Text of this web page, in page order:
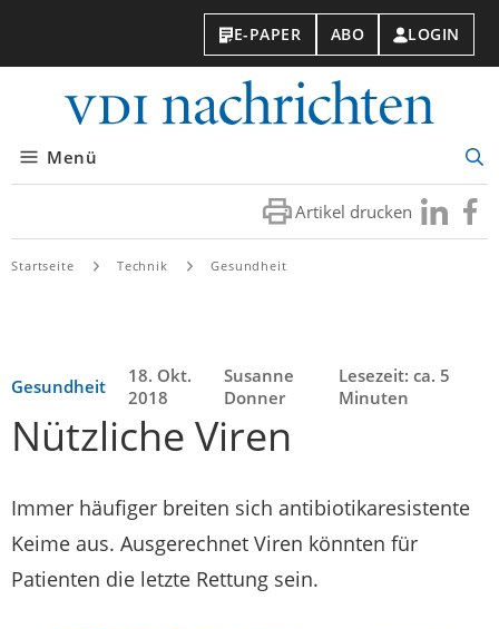
E-PAPER ABO LOGIN
Menü
Artikel drucken Besuchen
Sie
Sie
Startseite Technik Gesundheit
Gesundheit
18. Okt.
2018
Susanne
Donner
Lesezeit: ca. 5
Minuten
Nützliche Viren
Immer häufiger breiten sich antibiotikaresistente
Keime aus. Ausgerechnet Viren könnten für
Patienten die letzte Rettung sein.